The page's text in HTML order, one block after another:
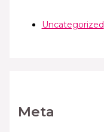
Uncategorized
Meta